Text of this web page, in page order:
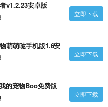
v1.2.23安卓版
立即下载
萌萌哒手机版1.6安
立即下载
的宠物Boo免费版
立即下载